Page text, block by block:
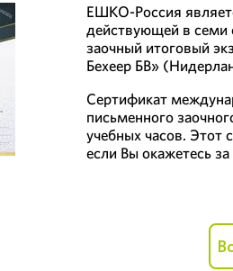
ЕШКО-Россия
действующей в семи
заочный итоговый
Бехеер БВ»
Сертификат
письменного
учебных часов. Этот
если Вы окажетесь за